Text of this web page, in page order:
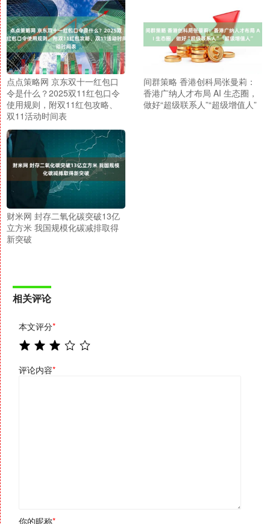
点点策略网 京东双十一红包口
令是什么？2025双11红包口令
使用规则，附双11红包攻略、
双11活动时间表
间群策略 香港创科局张曼莉：
香港广纳人才布局 AI 生态圈，
做好“超级联系人”“超级增值人”
财米网 封存二氧化碳突破13亿
立方米 我国规模化碳减排取得
新突破
相关评论
本文评分*
评论内容*
你的昵称*